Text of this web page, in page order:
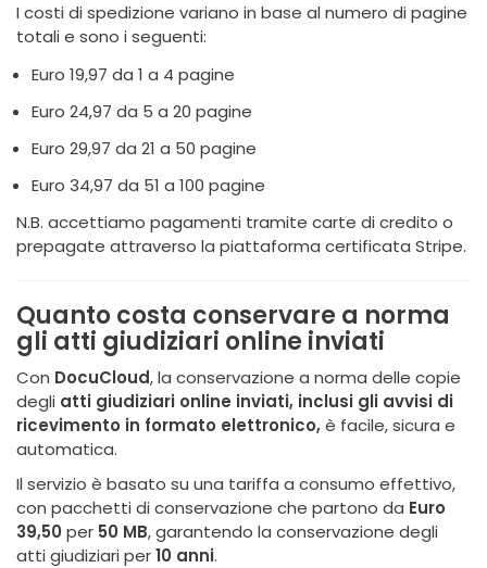
I costi di spedizione variano in base al numero di pagine
totali e sono i seguenti:
Euro 19,97 da 1 a 4 pagine
Euro 24,97 da 5 a 20 pagine
Euro 29,97 da 21 a 50 pagine
Euro 34,97 da 51 a 100 pagine
N.B. accettiamo pagamenti tramite carte di credito o
prepagate attraverso la piattaforma certificata Stripe.
Quanto costa conservare a norma
gli atti giudiziari online inviati
Con DocuCloud, la conservazione a norma delle copie
degli atti giudiziari online inviati, inclusi gli avvisi di
ricevimento in formato elettronico,è facile, sicura e
automatica.
Il servizio è basato su una tariffa a consumo effettivo,
con pacchetti di conservazione che partono da Euro
39,50 per 50 MB, garantendo la conservazione degli
atti giudiziari per10 anni.